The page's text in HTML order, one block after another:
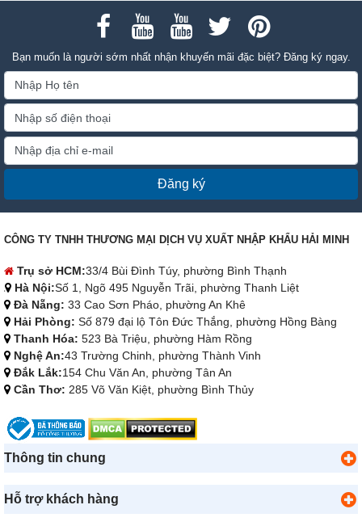
Bạn muốn là người sớm nhất nhận khuyến mãi đặc biệt? Đăng ký ngay.
Đăng ký
CÔNG TY TNHH THƯƠNG MẠI DỊCH VỤ XUẤT NHẬP KHẨU HẢI MINH
Trụ sở HCM:33/4 Bùi Đình Túy, phường Bình Thạnh
Hà Nội:Số 1, Ngõ 495 Nguyễn Trãi, phường Thanh Liệt
Đà Nẵng: 33 Cao Sơn Pháo, phường An Khê
Hải Phòng: Số 879 đại lộ Tôn Đức Thắng, phường Hồng Bàng
Thanh Hóa: 523 Bà Triệu, phường Hàm Rồng
Nghệ An:43 Trường Chinh, phường Thành Vinh
Đắk Lắk:154 Chu Văn An, phường Tân An
Cần Thơ: 285 Võ Văn Kiệt, phường Bình Thủy
Thông tin chung
Hỗ trợ khách hàng